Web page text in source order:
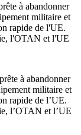
à abandonner
militaire et
rapide de l'UE.
l'OTAN et l'UE
à abandonner
militaire et
rapide de l’UE.
l’OTAN et l’UE